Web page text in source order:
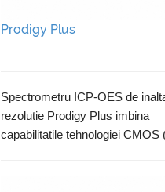
Prodigy Plus
Spectrometru ICP-OES de
rezolutie Prodigy Plus imbina
capabilitatile tehnologiei CMOS